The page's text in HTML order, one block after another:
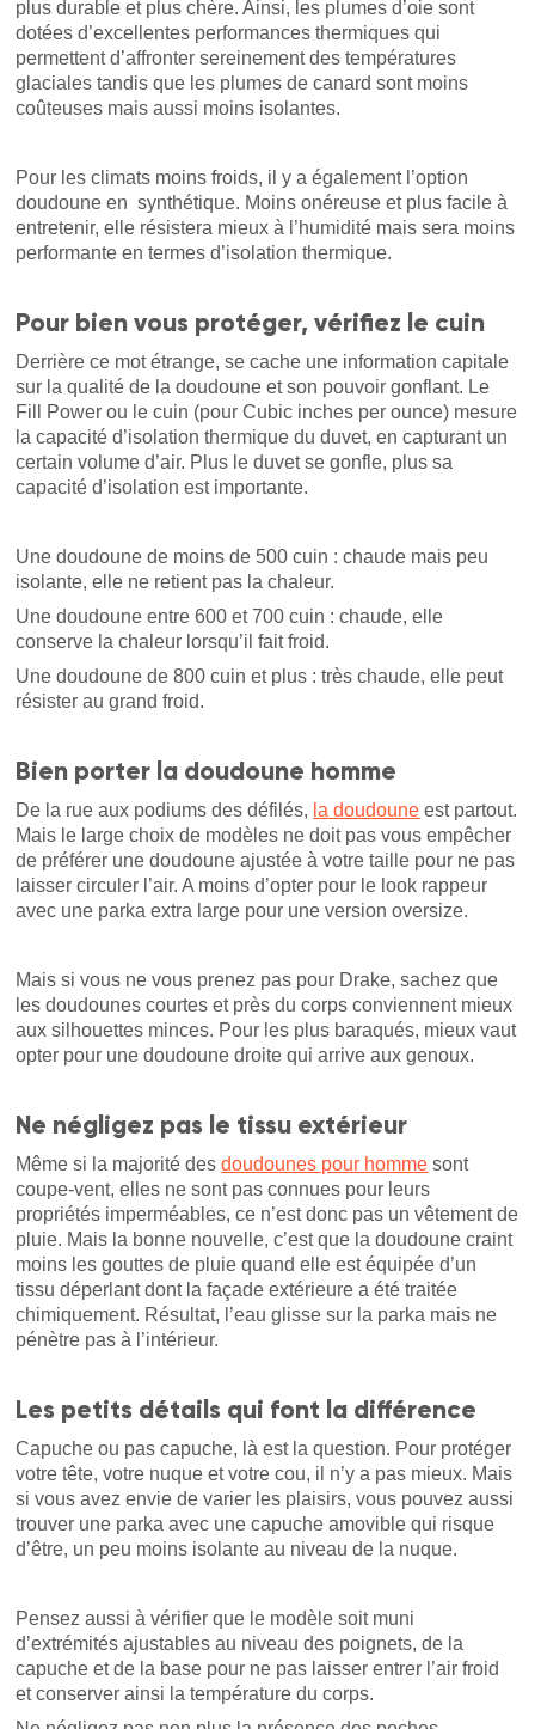
plus durable et plus chère. Ainsi, les plumes d’oie sont
dotées d’excellentes performances thermiques qui
permettent d’affronter sereinement des températures
glaciales tandis que les plumes de canard sont moins
coûteuses mais aussi moins isolantes.
Pour les climats moins froids, il y a également l’option
doudoune en synthétique. Moins onéreuse et plus facile à
entretenir, elle résistera mieux à l’humidité mais sera moins
performante en termes d’isolation thermique.
Pour bien vous protéger, vérifiez le cuin
Derrière ce mot étrange, se cache une information capitale
sur la qualité de la doudoune et son pouvoir gonflant. Le
Fill Power ou le cuin (pour Cubic inches per ounce) mesure
la capacité d’isolation thermique du duvet, en capturant un
certain volume d’air. Plus le duvet se gonfle, plus sa
capacité d’isolation est importante.
Une doudoune de moins de 500 cuin : chaude mais peu
isolante, elle ne retient pas la chaleur.
Une doudoune entre 600 et 700 cuin : chaude, elle
conserve la chaleur lorsqu’il fait froid.
Une doudoune de 800 cuin et plus : très chaude, elle peut
résister au grand froid.
Bien porter la doudoune homme
De la rue aux podiums des défilés, la doudoune est partout.
Mais le large choix de modèles ne doit pas vous empêcher
de préférer une doudoune ajustée à votre taille pour ne pas
laisser circuler l’air. A moins d’opter pour le look rappeur
avec une parka extra large pour une version oversize.
Mais si vous ne vous prenez pas pour Drake, sachez que
les doudounes courtes et près du corps conviennent mieux
aux silhouettes minces. Pour les plus baraqués, mieux vaut
opter pour une doudoune droite qui arrive aux genoux.
Ne négligez pas le tissu extérieur
Même si la majorité desdoudounes pour homme sont
coupe-vent, elles ne sont pas connues pour leurs
propriétés imperméables, ce n’est donc pas un vêtement de
pluie. Mais la bonne nouvelle, c’est que la doudoune craint
moins les gouttes de pluie quand elle est équipée d’un
tissu déperlant dont la façade extérieure a été traitée
chimiquement. Résultat, l’eau glisse sur la parka mais ne
pénètre pas à l’intérieur.
Les petits détails qui font la différence
Capuche ou pas capuche, là est la question. Pour protéger
votre tête, votre nuque et votre cou, il n’y a pas mieux. Mais
si vous avez envie de varier les plaisirs, vous pouvez aussi
trouver une parka avec une capuche amovible qui risque
d’être, un peu moins isolante au niveau de la nuque.
Pensez aussi à vérifier que le modèle soit muni
d’extrémités ajustables au niveau des poignets, de la
capuche et de la base pour ne pas laisser entrer l’air froid
et conserver ainsi la température du corps.